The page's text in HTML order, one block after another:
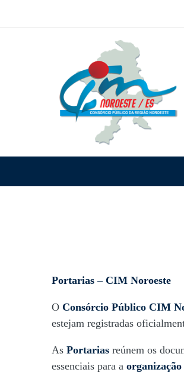
P
Portarias – CIM Noroeste
O Consórcio Público CIM
estejam registradas
As Portarias reúnem os
essenciais para a